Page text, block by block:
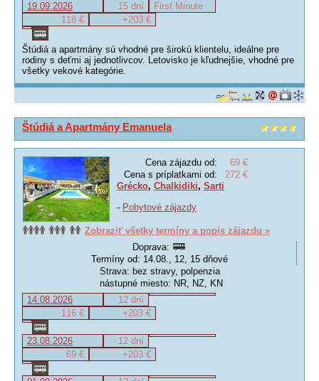
19.09.2026 15 dní
First Minute
118 €
+203 €
Štúdiá a apartmány sú vhodné pre širokú klientelu, ideálne pre
rodiny s deťmi aj jednotlivcov. Letovisko je kľudnejšie, vhodné pre
všetky vekové kategórie.
Štúdiá a Apartmány Emanuela
Cena zájazdu od:
69 €
Cena s príplatkami od:
272 €
Grécko, Chalkidiki, Sarti
- Pobytové zájazdy
Zobraziť všetky termíny a popis zájazdu »
Doprava:
Termíny od: 14.08., 12, 15 dňové
Strava: bez stravy, polpenzia
nástupné miesto: NR, NZ, KN
14.08.2026
12 dní
116 €
+203 €
23.08.2026
12 dní
69 €
+203 €